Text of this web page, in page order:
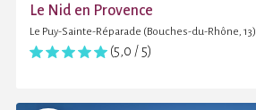
Le Nid en Provence
Le Puy-Sainte-Réparade (Bouches-du-Rhône, 13)
(5,0 / 5)